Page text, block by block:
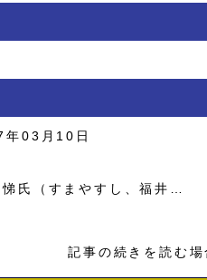
年03月10日
氏（すまやすし、福井…
記事の続きを読む